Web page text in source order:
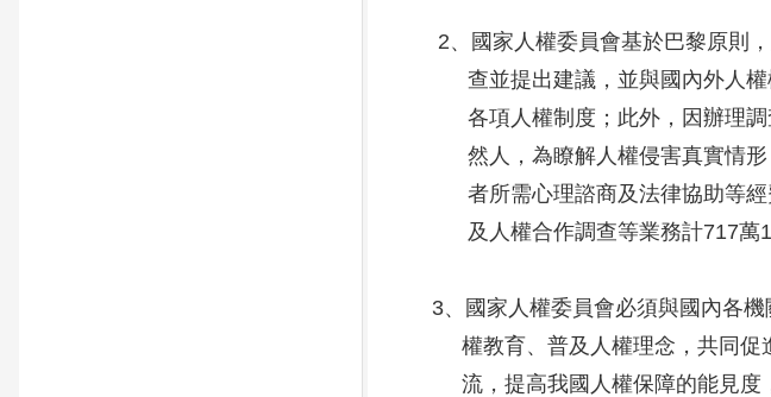
2、國家人權委員會基於巴黎原則，
查並提出建議，並與國內外人權機
各項人權制度；此外，因辦理調查
然人，為瞭解人權侵害真實情形，
者所需心理諮商及法律協助等經費
及人權合作調查等業務計717萬1
3、國家人權委員會必須與國內各機
權教育、普及人權理念，共同促進
流，提高我國人權保障的能見度，